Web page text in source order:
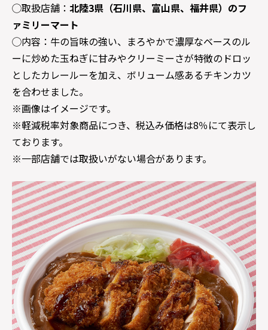
◯取扱店舗： 北陸3県（石川県、富山県、福井県）のフ
ァミリーマート
◯内容：牛の旨味の強い、まろやかで濃厚なベースのル
ーに炒めた玉ねぎに甘みやクリーミーさが特徴のドロッ
としたカレールーを加え、ボリューム感あるチキンカツ
を合わせました。
※画像はイメージです。
※軽減税率対象商品につき、税込み価格は8％にて表示し
ております。
※一部店舗では取扱いがない場合があります。